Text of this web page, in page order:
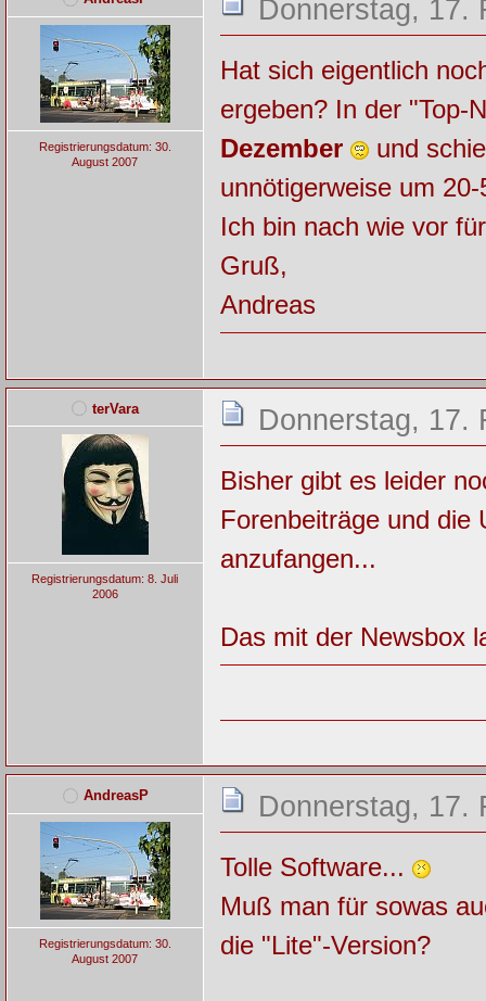
Registrierungsdatum: 30.
August 2007
Donnerstag, 17.
Hat sich eigentlich
ergeben? In der "Top-
Dezember
und
unnötigerweise um
Ich bin nach wie vor
Gruß,
Andreas
terVara
Registrierungsdatum: 8. Juli
2006
Donnerstag, 17.
Bisher gibt es leider
Forenbeiträge und die
anzufangen...
Das mit der Newsbox
AndreasP
Registrierungsdatum: 30.
August 2007
Donnerstag, 17.
Tolle Software...
Muß man für sowas
die "Lite"-Version?